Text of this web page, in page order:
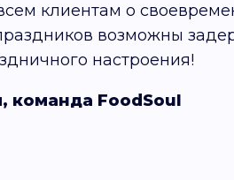
клиентам о
возможны
настроения!
команда FoodSoul